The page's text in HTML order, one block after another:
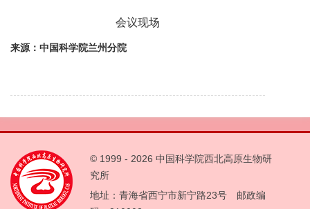
会议现场
来源：中国科学院兰州分院
© 1999 - 2026 中国科学院西北高原生物研
究所
地址：青海省西宁市新宁路23号 邮政编